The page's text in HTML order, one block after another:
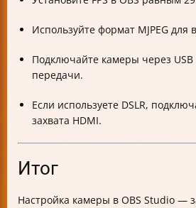
Используйте формат MJPEG для
Подключайте камеры через USB
передачи.
Если используете DSLR,
захвата HDMI.
Итог
Настройка камеры в OBS Studio —